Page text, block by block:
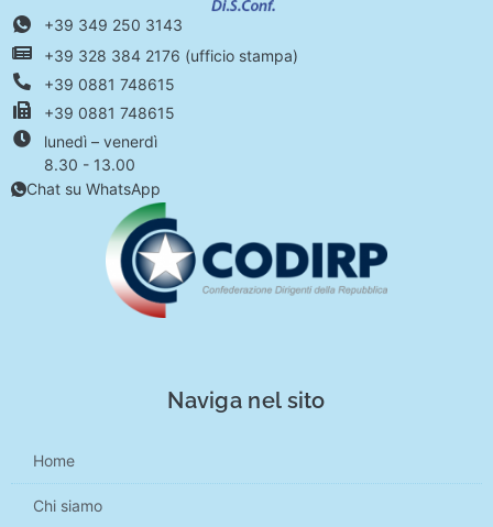
+39 349 250 3143
+39 328 384 2176 (ufficio stampa)
+39 0881 748615
+39 0881 748615
lunedì – venerdì
8.30 - 13.00
Chat su WhatsApp
Naviga nel sito
Home
Chi siamo